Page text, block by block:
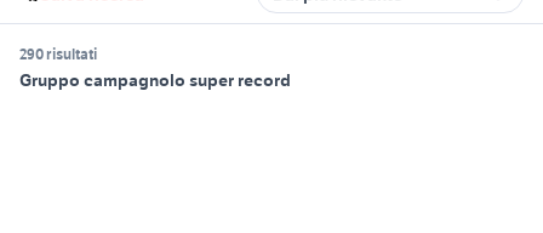
290 risultati
Gruppo campagnolo super record